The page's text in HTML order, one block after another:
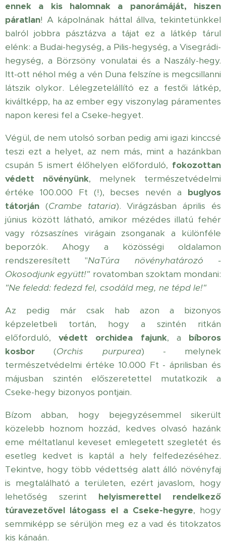
ennek a kis halomnak a panorámáját, hiszen
páratlan! A kápolnának háttal állva, tekintetünkkel
balról jobbra pásztázva a tájat ez a látkép tárul
elénk: a Budai-hegység, a Pilis-hegység, a Visegrádi-
hegység, a Börzsöny vonulatai és a Naszály-hegy.
Itt-ott néhol még a vén Duna felszíne is megcsillanni
látszik olykor. Lélegzetelállító ez a festői látkép,
kiváltképp, ha az ember egy viszonylag páramentes
napon keresi fel a Cseke-hegyet.
Végül, de nem utolsó sorban pedig ami igazi kinccsé
teszi ezt a helyet, az nem más, mint a hazánkban
csupán 5 ismert élőhelyen előforduló, fokozottan
védett növényünk, melynek természetvédelmi
értéke 100.000 Ft (!), becses nevén a buglyos
tátorján (Crambe tataria). Virágzásban április és
június között látható, amikor mézédes illatú fehér
vagy rózsaszínes virágain zsonganak a különféle
beporzók. Ahogy a közösségi oldalamon
rendszeresített "NaTúra növényhatározó -
Okosodjunk együtt!"rovatomban szoktam mondani:
"Ne feledd: fedezd fel, csodáld meg, ne tépd le!"
Az pedig már csak hab azon a bizonyos
képzeletbeli tortán, hogy a szintén ritkán
előforduló,védett orchidea fajunk, a bíboros
kosbor (Orchis purpurea) - melynek
természetvédelmi értéke 10.000 Ft - áprilisban és
májusban szintén előszeretettel mutatkozik a
Cseke-hegy bizonyos pontjain.
Bízom abban, hogy bejegyzésemmel sikerült
közelebb hoznom hozzád, kedves olvasó hazánk
eme méltatlanul keveset emlegetett szegletét és
esetleg kedvet is kaptál a hely felfedezéséhez.
Tekintve, hogy több védettség alatt álló növényfaj
is megtalálható a területen, ezért javaslom, hogy
lehetőség szerint helyismerettel rendelkező
túravezetővel látogass el a Cseke-hegyre, hogy
semmiképp se sérüljön meg ez a vad és titokzatos
kis kánaán.